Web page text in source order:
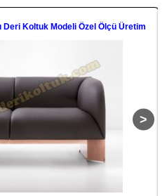
Deri Koltuk Modeli Özel Ölçü Üretim